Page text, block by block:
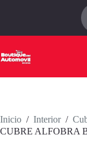
Inicio / Interior /
CUBRE ALFOBRA